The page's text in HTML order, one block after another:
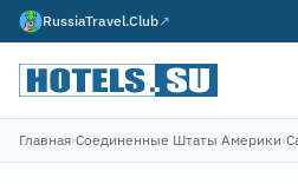
RussiaTravel.Club↗
Главная›Соединенные Штаты Америки›